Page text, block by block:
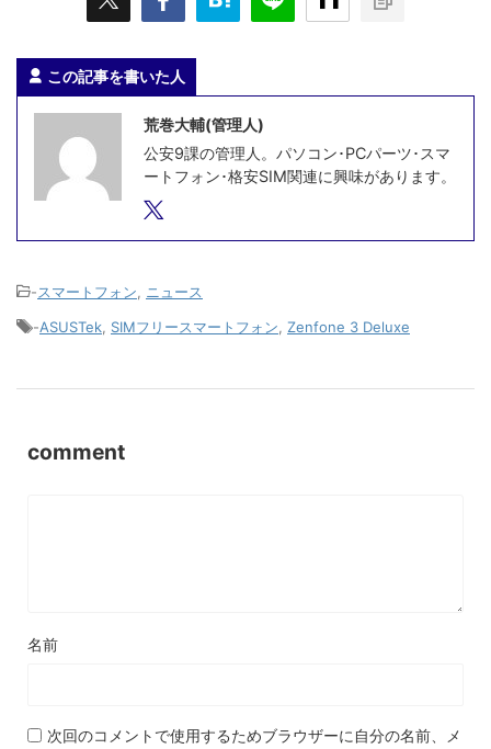
この記事を書いた人
荒巻大輔(管理人)
公安9課の管理人。パソコン･PCパーツ･スマ
ートフォン･格安SIM関連に興味があります。
-スマートフォン
ニュース
-ASUSTek SIMフリースマートフォン Zenfone 3 Deluxe
comment
名前
次回のコメントで使用するためブラウザーに自分の名前、メ